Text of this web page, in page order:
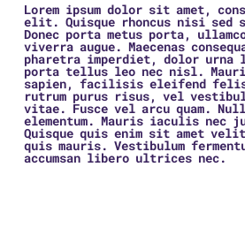
Lorem ipsum dolor sit amet,
elit. Quisque rhoncus nisi sed
Donec porta metus porta,
viverra augue. Maecenas
pharetra imperdiet, dolor urna
porta tellus leo nec nisl.
sapien, facilisis eleifend
rutrum purus risus, vel
vitae. Fusce vel arcu quam.
elementum. Mauris iaculis nec
Quisque quis enim sit amet
quis mauris. Vestibulum
accumsan libero ultrices nec.